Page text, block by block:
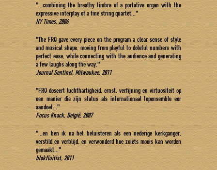
"...combining the breathy timbre of a portative organ with the
expressive interplay of a fine string quartet..."
NY Times, 2006
"The FRQ gave every piece on the program a clear sense of style
and musical shape, moving from playful to doleful numbers with
perfect ease, while connecting with the audience and generating
a few laughs along the way."
Journal Sentinel, Milwaukee, 2011
"FRQ doseert luchthartigheid, ernst, verfijning en virtuositeit op
een manier die zijn status als internationaal topensemble eer
aandoet..."
Focus Knack, België, 2007
"...en ben ik na het beluisteren als een nederige kerkganger,
verstild en verblijd, en verwonderd hoe zoiets moois kan worden
gemaakt..."
blokfluitist, 2011